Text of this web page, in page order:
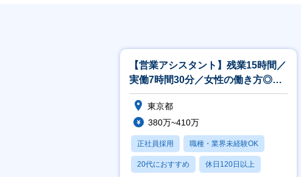
【営業アシスタント】残業15時間／
実働7時間30分／女性の働き方◎／
19時にPCシャットダウン
東京都
380万~410万
正社員採用 職種・業界未経験OK
20代におすすめ 休日120日以上